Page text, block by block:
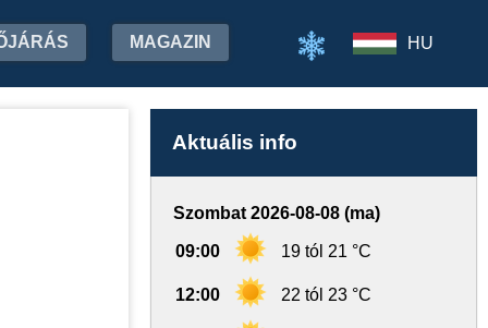
MAGAZIN HU
Aktuális info
Szombat 2026-08-08 (ma)
09:00 19 tól 21 °C
12:00 22 tól 23 °C